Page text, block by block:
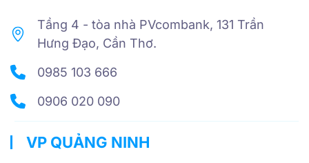
Tầng 4 - tòa nhà PVcombank, 131 Trần
Hưng Đạo, Cần Thơ.
0985 103 666
0906 020 090
VP QUẢNG NINH